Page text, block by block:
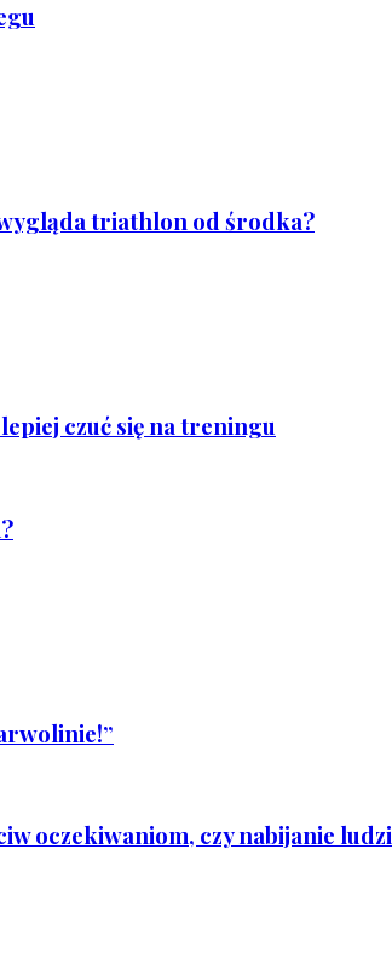
triathlon od środka?
czuć się na treningu
oczekiwaniom, czy nabijanie